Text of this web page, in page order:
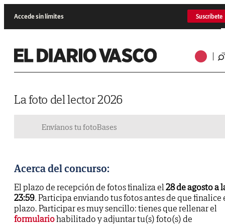
Accede sin límites Suscríbete
La foto del lector 2026
Envíanos tu fotoBases
Acerca del concurso:
El plazo de recepción de fotos finaliza el28 de agosto a
23:59. Participa enviando tus fotos antes de que finalice
plazo. Participar es muy sencillo: tienes que rellenar el
formulariohabilitado y adjuntar tu(s) foto(s) de